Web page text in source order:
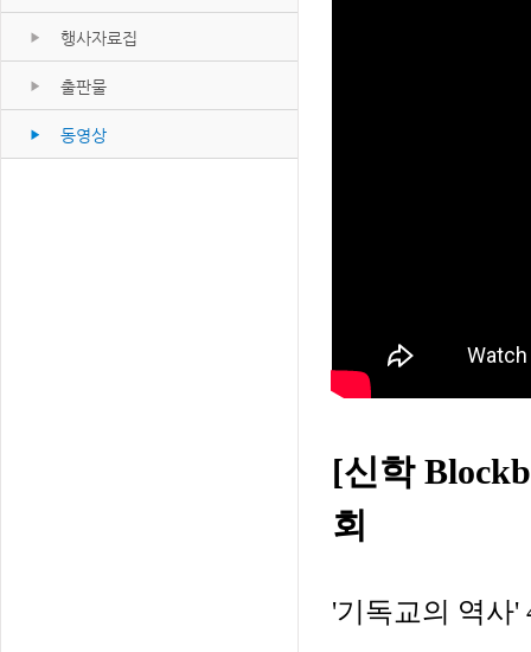
행사자료집
출판물
동영상
[신학
회
'기독교의 역사'